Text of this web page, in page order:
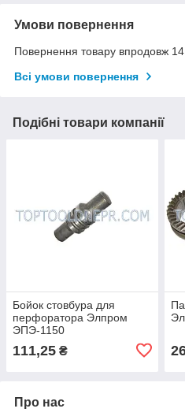
Умови повернення
Повернення товару впродовж 14
Всі умови повернення
Подібні товари компанії
Бойок стовбура для
перфоратора Элпром
ЭПЭ-1150
111,25 ₴
Про нас